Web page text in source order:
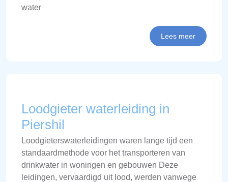
water
Lees meer
Loodgieter waterleiding in
Piershil
Loodgieterswaterleidingen waren lange tijd een
standaardmethode voor het transporteren van
drinkwater in woningen en gebouwen Deze
leidingen, vervaardigd uit lood, werden vanwege